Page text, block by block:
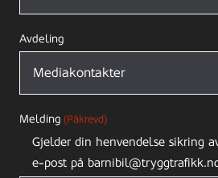
Avdeling
Melding (Påkrevd)
Gjelder din henvendelse sikring
e-post på